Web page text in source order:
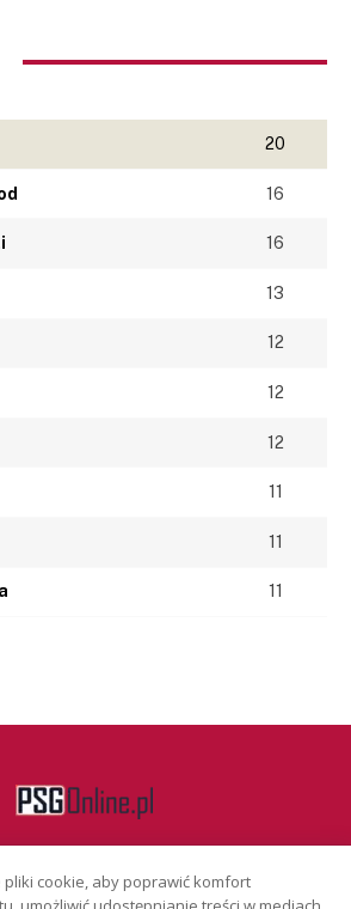
20
16
16
13
12
12
12
11
11
11
Facebook
cookie, aby poprawić komfort